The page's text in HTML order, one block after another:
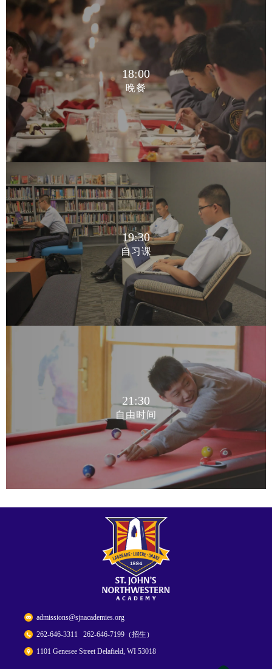
18:00
晚餐
18:00
晚餐
19:30
自习课
19:30 自习课
21:30
自由时间
21:30 自由时间
admissions@sjnacademies.org
262-646-3311 262-646-7199（招生）
1101 Genesee Street Delafield, WI 53018